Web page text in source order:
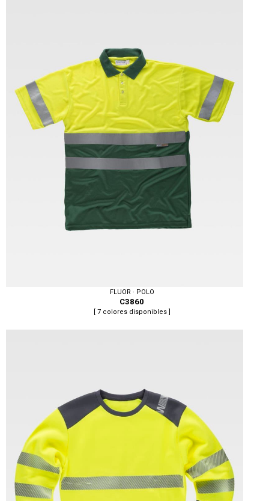
Tallas: S, M, L, XL, XXL, 3XL
Tallas: S, M, L, XL, XXL, 3XL, 4XL, 5XL, 6XL
FLUOR · POLO
C3860
[ 7 colores disponibles ]